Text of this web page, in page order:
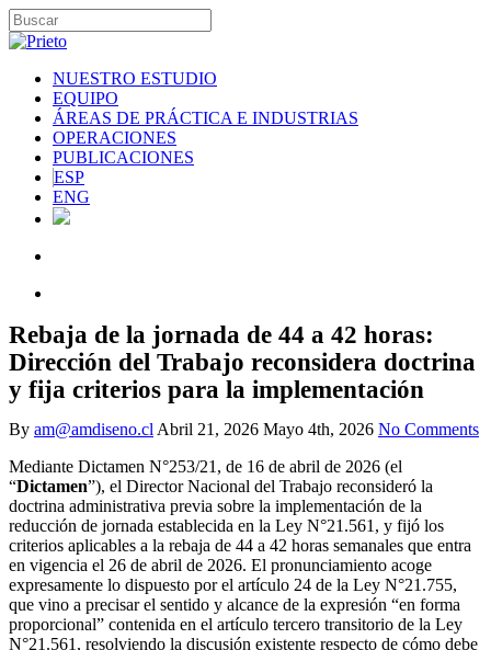
NUESTRO ESTUDIO
EQUIPO
ÁREAS DE PRÁCTICA E INDUSTRIAS
OPERACIONES
PUBLICACIONES
ESP
ENG
Rebaja de la jornada de 44 a 42 horas:
Dirección del Trabajo reconsidera doctrina
y fija criterios para la implementación
By am@amdiseno.clAbril 21, 2026 Mayo 4th, 2026 No Comments
Mediante Dictamen N°253/21, de 16 de abril de 2026 (el
“Dictamen”), el Director Nacional del Trabajo reconsideró la
doctrina administrativa previa sobre la implementación de la
reducción de jornada establecida en la Ley N°21.561, y fijó los
criterios aplicables a la rebaja de 44 a 42 horas semanales que entra
en vigencia el 26 de abril de 2026. El pronunciamiento acoge
expresamente lo dispuesto por el artículo 24 de la Ley N°21.755,
que vino a precisar el sentido y alcance de la expresión “en forma
proporcional” contenida en el artículo tercero transitorio de la Ley
N°21.561, resolviendo la discusión existente respecto de cómo debe